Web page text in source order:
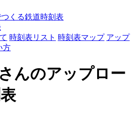
くる鉄道時刻表
時刻表リスト 時刻表マップ アップ
方
んのアップロー